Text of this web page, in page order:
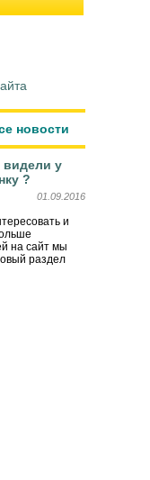
новости
у
?
01.09.2016
и
на сайт мы
раздел